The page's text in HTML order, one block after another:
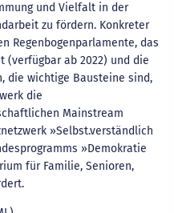
und Vielfalt in der
zu fördern. Konkreter
Regenbogenparlamente, das
(verfügbar ab 2022) und die
die wichtige Bausteine sind,
die
Mainstream
»Selbst.verständlich
»Demokratie
für Familie, Senioren,